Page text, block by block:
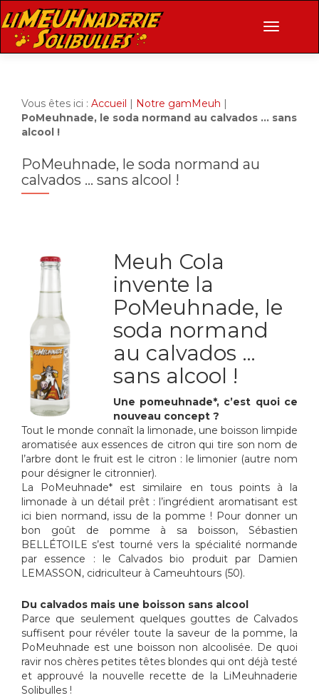
Vous êtes ici : Accueil | Notre gamMeuh |
PoMeuhnade, le soda normand au calvados … sans
alcool !
PoMeuhnade, le soda normand au
calvados … sans alcool !
Meuh Cola
invente la
PoMeuhnade, le
soda normand
au calvados …
sans alcool !
Une pomeuhnade*, c’est quoi ce
nouveau concept ?
Tout le monde connaît la limonade, une boisson limpide
aromatisée aux essences de citron qui tire son nom de
l’arbre dont le fruit est le citron : le limonier (autre nom
pour désigner le citronnier).
La PoMeuhnade* est similaire en tous points à la
limonade à un détail prêt : l’ingrédient aromatisant est
ici bien normand, issu de la pomme ! Pour donner un
bon goût de pomme à sa boisson, Sébastien
BELLÉTOILE s’est tourné vers la spécialité normande
par essence : le Calvados bio produit par Damien
LEMASSON, cidriculteur à Cameuhtours (50).
Du calvados mais une boisson sans alcool
Parce que seulement quelques gouttes de Calvados
suffisent pour révéler toute la saveur de la pomme, la
PoMeuhnade est une boisson non alcoolisée. De quoi
ravir nos chères petites têtes blondes qui ont déjà testé
et approuvé la nouvelle recette de la LiMeuhnaderie
Solibulles !